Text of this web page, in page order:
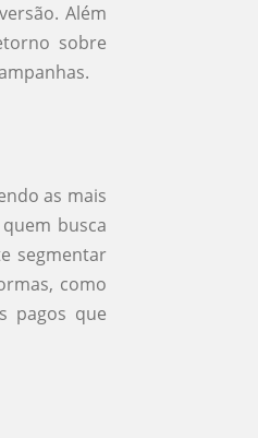
Além
sobre
as mais
busca
segmentar
como
pagos que